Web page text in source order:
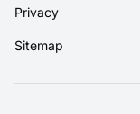
Privacy
Sitemap